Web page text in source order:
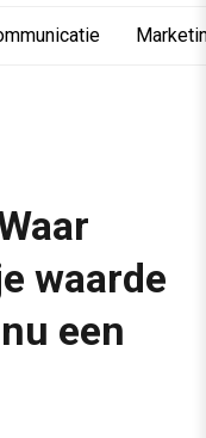
je waarde vergrootte,
waarde
een